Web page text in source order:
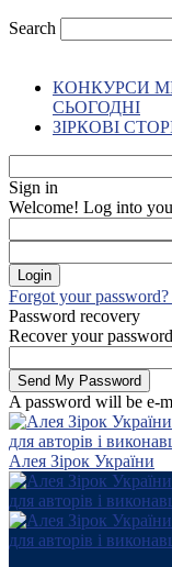
Search
КОНКУРСИ
СЬОГОДНІ
ЗІРКОВІ
Sign in
Welcome! Log into
Forgot your
Password recovery
Recover your password
A password will be e-
Алея Зірок України